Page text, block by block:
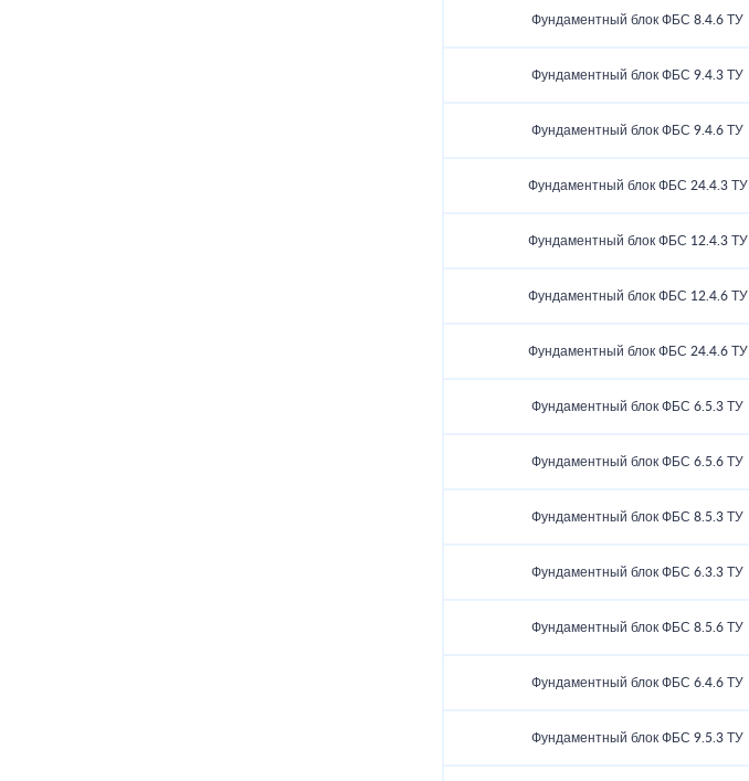
Фундаментный блок ФБС 8.4.6 ТУ
Фундаментный блок ФБС 9.4.3 ТУ
Фундаментный блок ФБС 9.4.6 ТУ
Фундаментный блок ФБС 24.4.3 ТУ
Фундаментный блок ФБС 12.4.3 ТУ
Фундаментный блок ФБС 12.4.6 ТУ
Фундаментный блок ФБС 24.4.6 ТУ
Фундаментный блок ФБС 6.5.3 ТУ
Фундаментный блок ФБС 6.5.6 ТУ
Фундаментный блок ФБС 8.5.3 ТУ
Фундаментный блок ФБС 6.3.3 ТУ
Фундаментный блок ФБС 8.5.6 ТУ
Фундаментный блок ФБС 6.4.6 ТУ
Фундаментный блок ФБС 9.5.3 ТУ